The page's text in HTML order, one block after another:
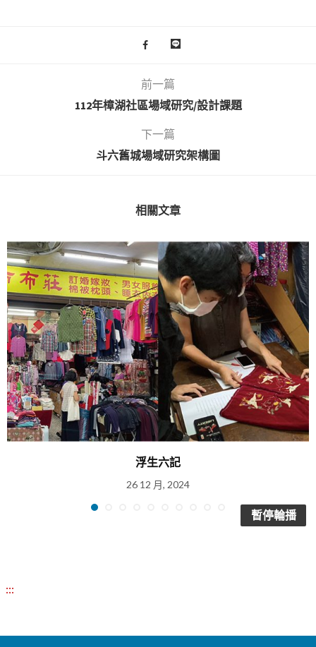
前一篇
112年樟湖社區場域研究/設計課題
下一篇
斗六舊城場域研究架構圖
相關文章
浮生六記
26 12 月, 2024
暫停輪播
:::